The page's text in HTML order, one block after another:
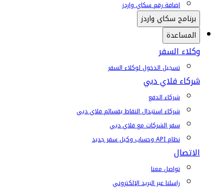
إضافة رقم سكاي واردز
برنامج سكاي واردز
المساعدة
وكلاء السفر
تسجيل الدخول لوكلاء السفر
شركاء فلاي دبي
شركاء الدفع
شركاء استبدال النقاط بقسائم فلاي دبي
سفر الشركات مع فلاي دبي
نظام API وحساب وكيل سفر جديد
الاتصال
تواصل معنا
راسلنا عبر البريد الإلكتروني